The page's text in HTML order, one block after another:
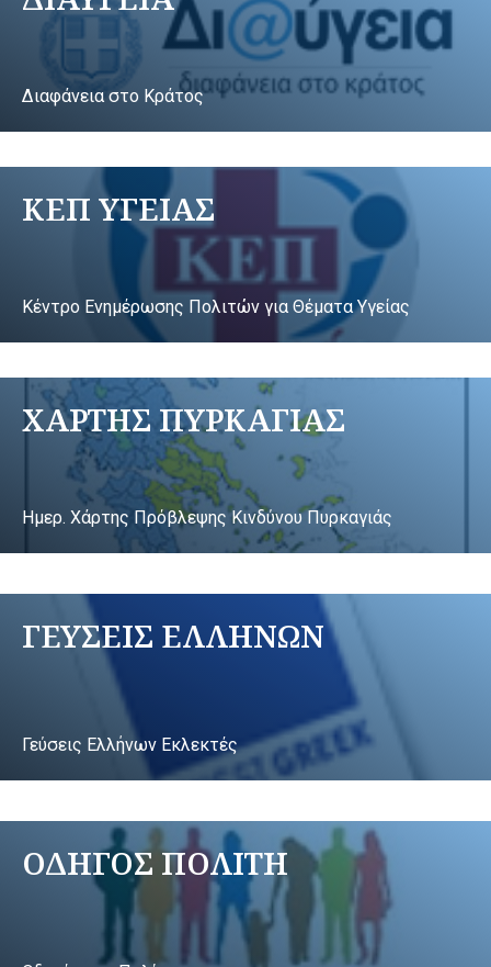
Διαφάνεια στο Κράτος
ΚΕΠ ΥΓΕΙΑΣ
Κέντρο Ενημέρωσης Πολιτών για Θέματα Υγείας
ΧΑΡΤΗΣ ΠΥΡΚΑΓΙΑΣ
Ημερ. Χάρτης Πρόβλεψης Κινδύνου Πυρκαγιάς
ΓΕΥΣΕΙΣ ΕΛΛΗΝΩΝ
Γεύσεις Ελλήνων Εκλεκτές
ΟΔΗΓΟΣ ΠΟΛΙΤΗ